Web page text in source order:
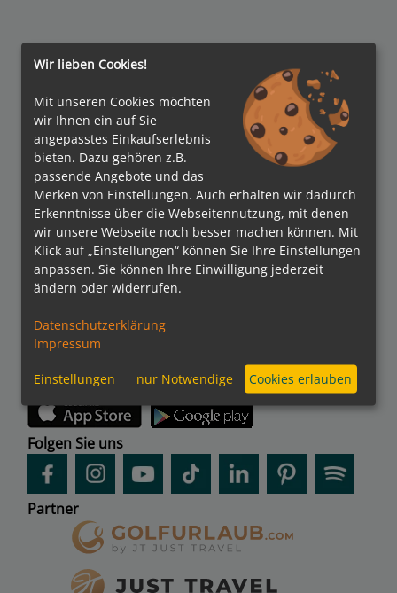
Auszeichnungen
Verbände
kreuzfahrten.de APP
Folgen Sie uns
Partner
Wir lieben Cookies!
Mit unseren Cookies möchten
wir Ihnen ein auf Sie
angepasstes Einkaufserlebnis
bieten. Dazu gehören z.B.
passende Angebote und das
Merken von Einstellungen. Auch erhalten wir dadurch
Erkenntnisse über die Webseitennutzung, mit denen
wir unsere Webseite noch besser machen können. Mit
Klick auf „Einstellungen“ können Sie Ihre Einstellungen
anpassen. Sie können Ihre Einwilligung jederzeit
ändern oder widerrufen.
Datenschutzerklärung
Impressum
Einstellungen nur Notwendige Cookies erlauben